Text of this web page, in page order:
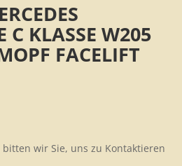
C KLASSE W205
FACELIFT
wir Sie, uns zu Kontaktieren